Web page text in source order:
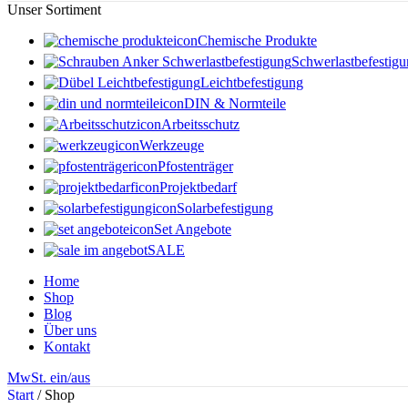
Unser Sortiment
Chemische Produkte
Leichtbefestigung
DIN & Normteile
Arbeitsschutz
Werkzeuge
Pfostenträger
Projektbedarf
Solarbefestigung
Set Angebote
SALE
Home
Shop
Blog
Über uns
Kontakt
MwSt. ein/aus
Start / Shop